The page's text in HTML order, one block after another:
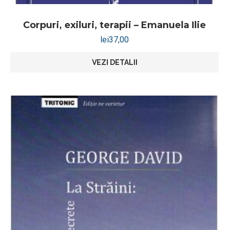
Corpuri, exiluri, terapii – Emanuela Ilie
lei37,00
VEZI DETALII